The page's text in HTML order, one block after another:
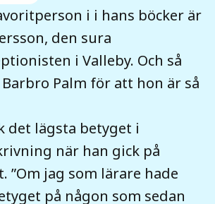
i i hans böcker är
den sura
i Valleby. Och så
Palm för att hon är så
det lägsta betyget i
när han gick på
”Om jag som lärare hade
på någon som sedan